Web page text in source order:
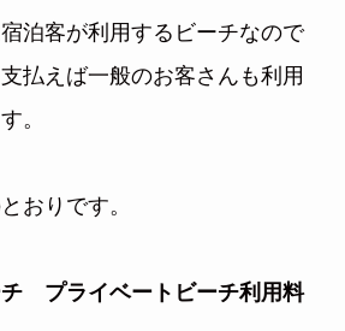
泊客が利用するビーチなので
払えば一般のお客さんも利用
。
おりです。
プライベートビーチ利用料